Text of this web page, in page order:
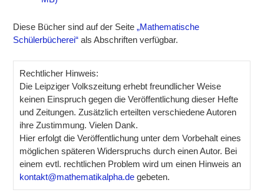
Diese Bücher sind auf der Seite„Mathematische
Schülerbücherei“ als Abschriften verfügbar.
Rechtlicher Hinweis:
Die Leipziger Volkszeitung erhebt freundlicher Weise
keinen Einspruch gegen die Veröffentlichung dieser Hefte
und Zeitungen. Zusätzlich erteilten verschiedene Autoren
ihre Zustimmung. Vielen Dank.
Hier erfolgt die Veröffentlichung unter dem Vorbehalt eines
möglichen späteren Widerspruchs durch einen Autor. Bei
einem evtl. rechtlichen Problem wird um einen Hinweis an
kontakt@mathematikalpha.de gebeten.